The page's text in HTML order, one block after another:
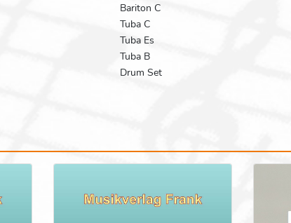
Bariton C
Tuba C
Tuba Es
Tuba B
Drum Set